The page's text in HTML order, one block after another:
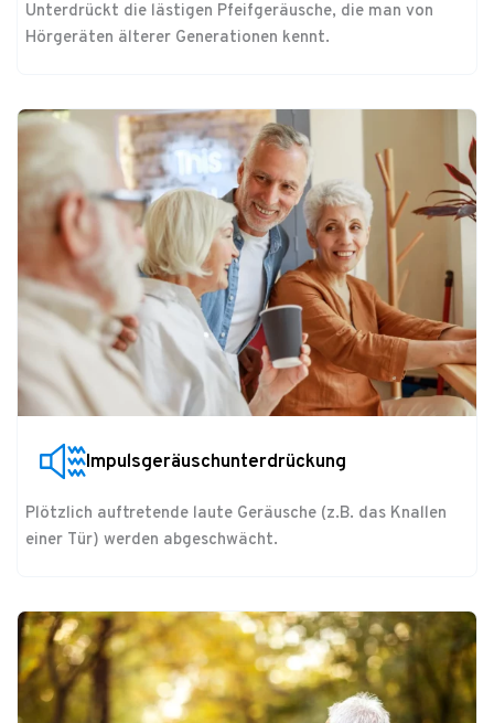
Unterdrückt die lästigen Pfeifgeräusche, die man von
Hörgeräten älterer Generationen kennt.
Impulsgeräuschunterdrückung
Plötzlich auftretende laute Geräusche (z.B. das Knallen
einer Tür) werden abgeschwächt.